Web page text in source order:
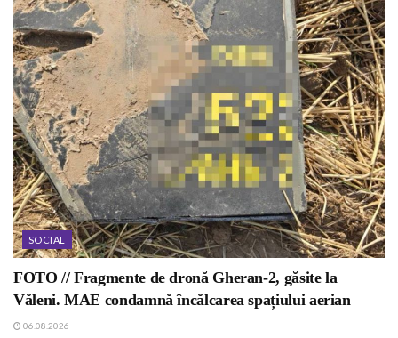
SOCIAL
FOTO // Fragmente de dronă Gheran-2, găsite la
Văleni. MAE condamnă încălcarea spațiului aerian
06.08.2026